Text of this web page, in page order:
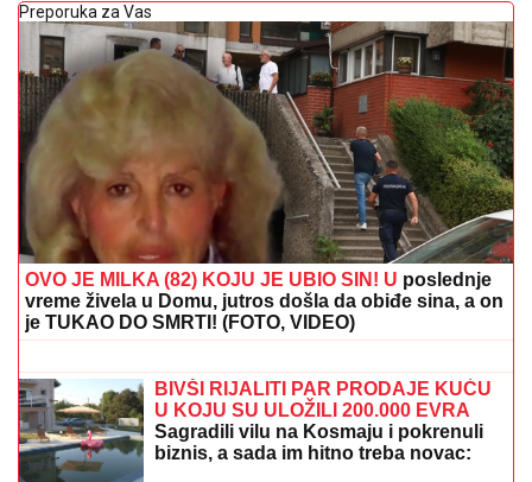
Preporuka za Vas
OVO JE MILKA (82) KOJU JE UBIO SIN! U poslednje
vreme živela u Domu, jutros došla da obiđe sina, a on
je TUKAO DO SMRTI! (FOTO, VIDEO)
SU NAŠLI TELO"Komšije otkrile
detalje ubistva Milke (82) na Novom
Beogradu: "Sina su izbegavali..."